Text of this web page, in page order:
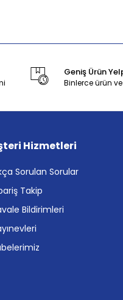
Geniş Ürün
Binlerce ürün
Hizmetleri
Sorulan Sorular
Takip
Bildirimleri